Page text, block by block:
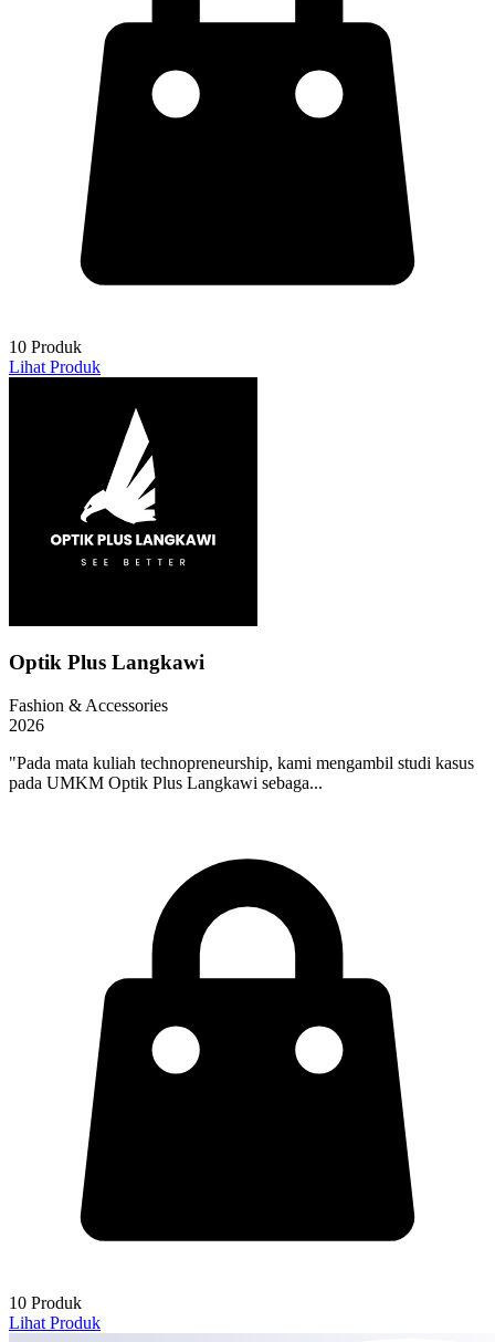
10 Produk
Lihat Produk
Optik Plus Langkawi
Fashion & Accessories
2026
"Pada mata kuliah technopreneurship, kami mengambil studi kasus
pada UMKM Optik Plus Langkawi sebaga...
10 Produk
Lihat Produk